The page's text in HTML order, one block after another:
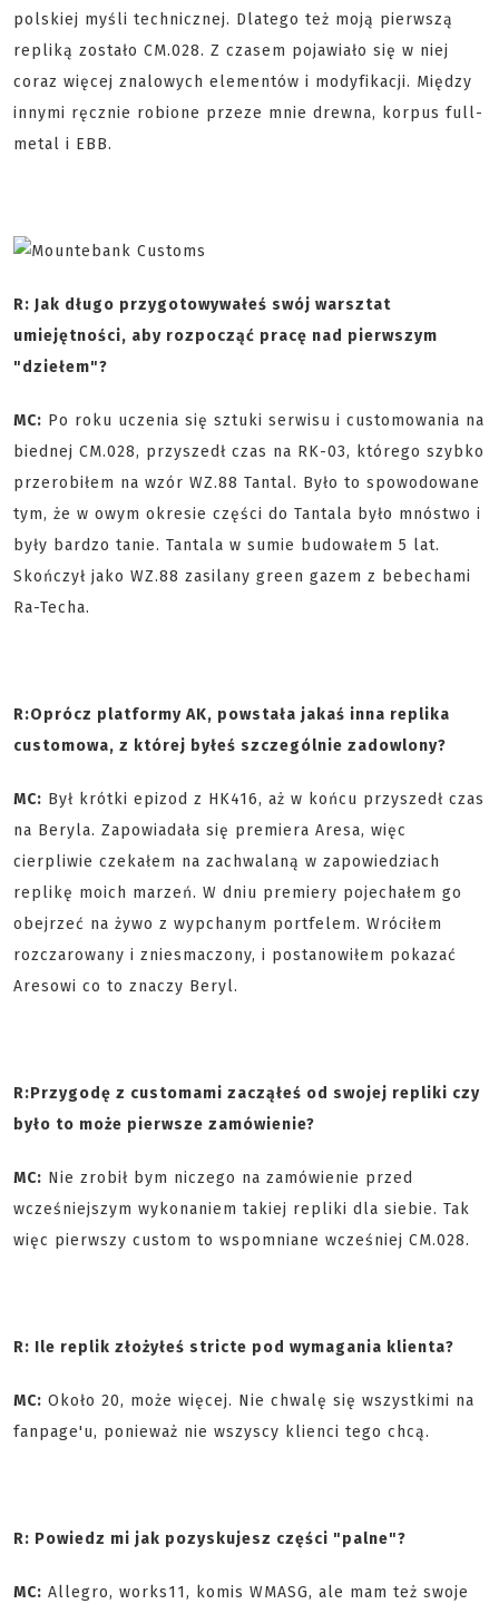
polskiej myśli technicznej. Dlatego też moją pierwszą
repliką zostało CM.028. Z czasem pojawiało się w niej
coraz więcej znalowych elementów i modyfikacji. Między
innymi ręcznie robione przeze mnie drewna, korpus full-
metal i EBB.
R: Jak długo przygotowywałeś swój warsztat
umiejętności, aby rozpocząć pracę nad pierwszym
"dziełem"?
MC: Po roku uczenia się sztuki serwisu i customowania na
biednej CM.028, przyszedł czas na RK-03, którego szybko
przerobiłem na wzór WZ.88 Tantal. Było to spowodowane
tym, że w owym okresie części do Tantala było mnóstwo i
były bardzo tanie. Tantala w sumie budowałem 5 lat.
Skończył jako WZ.88 zasilany green gazem z bebechami
Ra-Techa.
R:Oprócz platformy AK, powstała jakaś inna replika
customowa, z której byłeś szczególnie zadowlony?
MC: Był krótki epizod z HK416, aż w końcu przyszedł czas
na Beryla. Zapowiadała się premiera Aresa, więc
cierpliwie czekałem na zachwalaną w zapowiedziach
replikę moich marzeń. W dniu premiery pojechałem go
obejrzeć na żywo z wypchanym portfelem. Wróciłem
rozczarowany i zniesmaczony, i postanowiłem pokazać
Aresowi co to znaczy Beryl.
R:Przygodę z customami zacząłeś od swojej repliki czy
było to może pierwsze zamówienie?
MC: Nie zrobił bym niczego na zamówienie przed
wcześniejszym wykonaniem takiej repliki dla siebie. Tak
więc pierwszy custom to wspomniane wcześniej CM.028.
R: Ile replik złożyłeś stricte pod wymagania klienta?
MC: Około 20, może więcej. Nie chwalę się wszystkimi na
fanpage'u, ponieważ nie wszyscy klienci tego chcą.
R: Powiedz mi jak pozyskujesz części "palne"?
MC: Allegro, works11, komis WMASG, ale mam też swoje